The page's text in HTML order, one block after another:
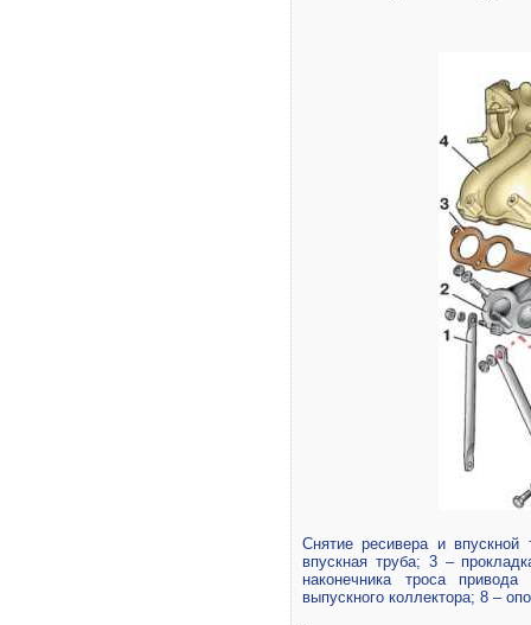
Снятие ресивера и
впускная труба; 3 –
наконечника троса
выпускного коллектора; 8 –